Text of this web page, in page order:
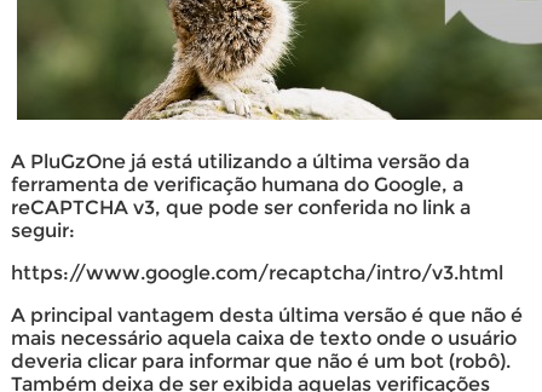
A PluGzOne já está utilizando a última versão da
ferramenta de verificação humana do Google, a
reCAPTCHA v3, que pode ser conferida no link a
seguir:
https://www.google.com/recaptcha/intro/v3.html
A principal vantagem desta última versão é que não é
mais necessário aquela caixa de texto onde o usuário
deveria clicar para informar que não é um bot (robô).
Também deixa de ser exibida aquelas verificações